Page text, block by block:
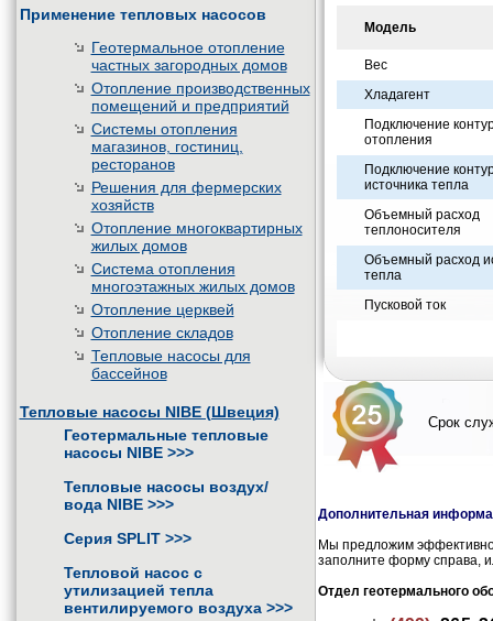
Применение тепловых насосов
Геотермальное отопление
частных загородных домов
Отопление производственных
помещений и предприятий
Системы отопления
магазинов, гостиниц,
ресторанов
Решения для фермерских
хозяйств
Отопление многоквартирных
жилых домов
Система отопления
многоэтажных жилых домов
Отопление церквей
Отопление складов
Тепловые насосы для
бассейнов
Тепловые насосы NIBE (Швеция)
Геотермальные тепловые
насосы NIBE >>>
Тепловые насосы воздух/
вода NIBE >>>
Серия SPLIT >>>
Тепловой насос с
утилизацией тепла
вентилируемого воздуха >>>
Модель
Вес
Хладагент
Подключение
отопления
Подключение
источника тепла
Объемный расход
теплоносителя
Объемный расход
тепла
Пусковой ток
Срок
Дополнительная
Мы предложим
заполните форму справа,
Отдел геотермального